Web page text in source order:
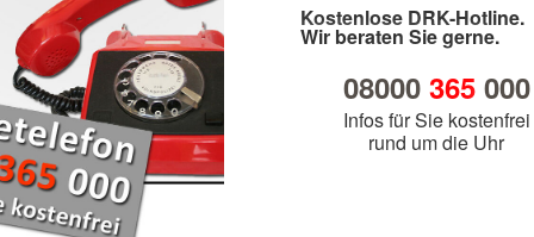
Kostenlose DRK-Hotline.
Wir beraten Sie gerne.
08000 365000
Infos für Sie kostenfrei
rund um die Uhr